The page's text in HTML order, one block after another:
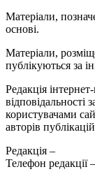
Матеріали,
основі.
Матеріали,
публікуються за
Редакція
відповідальності
користувачами
авторів
Редакція –
Телефон редакції –